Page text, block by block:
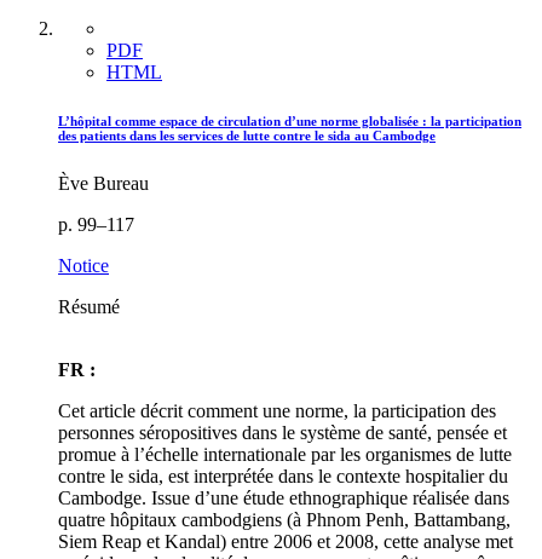
PDF
HTML
L’hôpital comme espace de circulation d’une norme globalisée : la participation
des patients dans les services de lutte contre le sida au Cambodge
Ève Bureau
p. 99–117
Notice
Résumé
FR :
Cet article décrit comment une norme, la participation des
personnes séropositives dans le système de santé, pensée et
promue à l’échelle internationale par les organismes de lutte
contre le sida, est interprétée dans le contexte hospitalier du
Cambodge. Issue d’une étude ethnographique réalisée dans
quatre hôpitaux cambodgiens (à Phnom Penh, Battambang,
Siem Reap et Kandal) entre 2006 et 2008, cette analyse met